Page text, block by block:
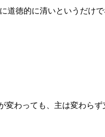
道徳的に清いというだけ
わっても、主は変わら